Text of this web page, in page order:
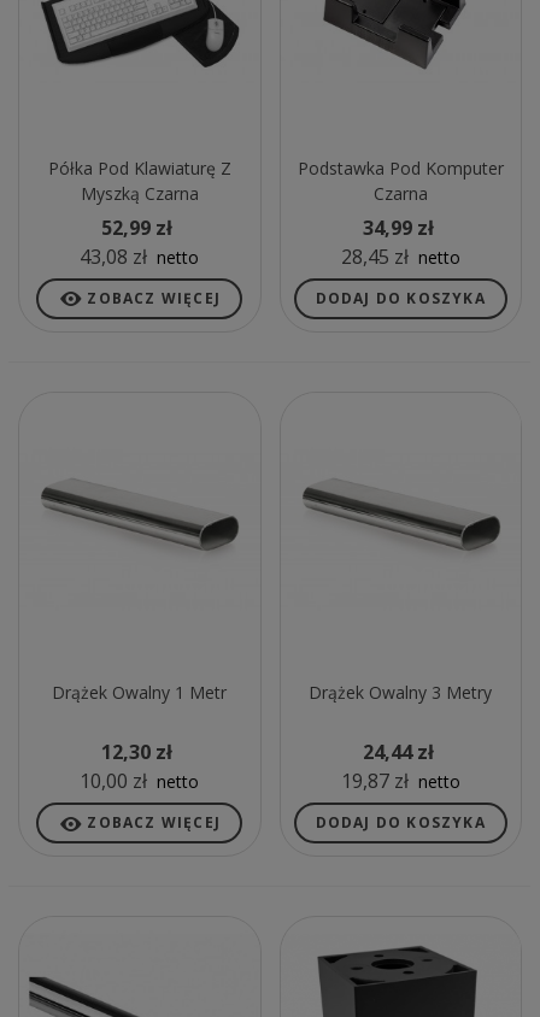
Półka Pod Klawiaturę Z
Myszką Czarna
52,99 zł
43,08 zł netto
ZOBACZ WIĘCEJ
Podstawka Pod Komputer
Czarna
34,99 zł
28,45 zł netto
DODAJ DO KOSZYKA
Drążek Owalny 1 Metr
12,30 zł
10,00 zł netto
ZOBACZ WIĘCEJ
Drążek Owalny 3 Metry
24,44 zł
19,87 zł netto
DODAJ DO KOSZYKA